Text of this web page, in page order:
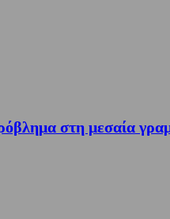
στη μεσαία